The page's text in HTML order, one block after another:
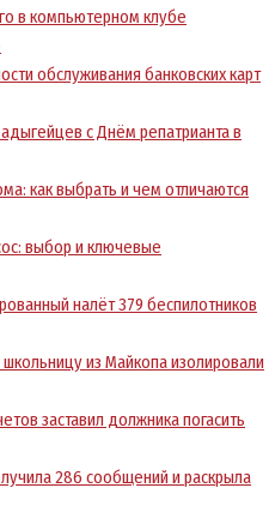
в компьютерном клубе
обслуживания банковских карт
с Днём репатрианта в
как выбрать и чем отличаются
выбор и ключевые
налёт 379 беспилотников
из Майкопа изолировали
заставил должника погасить
286 сообщений и раскрыла